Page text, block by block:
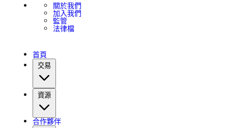
關於我們
加入我們
監管
法律檔
首頁
交易
資源
合作夥伴